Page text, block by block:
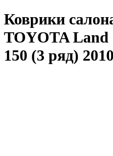
Коврики
TOYOTA Land
150 (3 ряд)